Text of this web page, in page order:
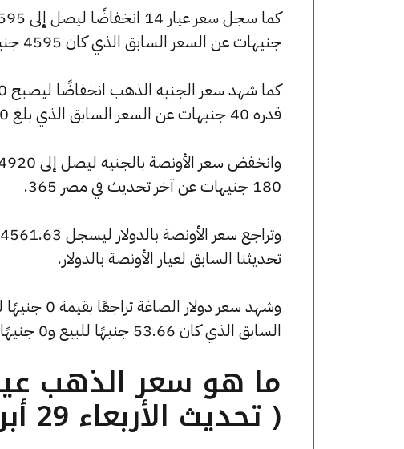
جنيهات عن السعر السابق الذي كان 4595 جنيهًا للبيع و4565 جنيهًا للشراء.
قدره 40 جنيهات عن السعر السابق الذي بلغ 55160 جنيهًا للبيع و54760 جنيهًا للشراء.
180 جنيهات عن آخر تحديث في مصر 365.
تحديثنا السابق لعيار الأونصة بالدولار.
السابق الذي كان 53.66 جنيهًا للبيع و0 جنيهًا للشراء.
( تحديث الأربعاء 29 أبريل الساعة 3:05 مساءً )